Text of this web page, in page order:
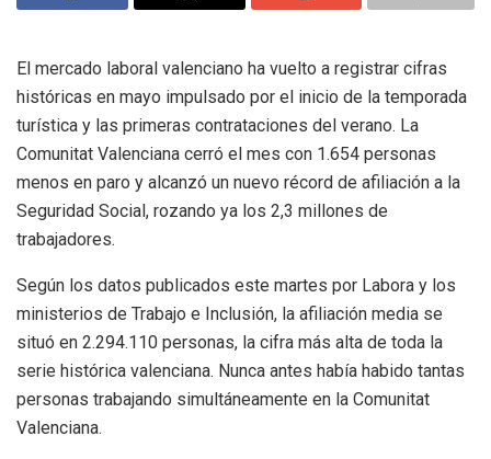
El mercado laboral valenciano ha vuelto a registrar cifras
históricas en mayo impulsado por el inicio de la temporada
turística y las primeras contrataciones del verano. La
Comunitat Valenciana cerró el mes con 1.654 personas
menos en paro y alcanzó un nuevo récord de afiliación a la
Seguridad Social, rozando ya los 2,3 millones de
trabajadores.
Según los datos publicados este martes por Labora y los
ministerios de Trabajo e Inclusión, la afiliación media se
situó en 2.294.110 personas, la cifra más alta de toda la
serie histórica valenciana. Nunca antes había habido tantas
personas trabajando simultáneamente en la Comunitat
Valenciana.